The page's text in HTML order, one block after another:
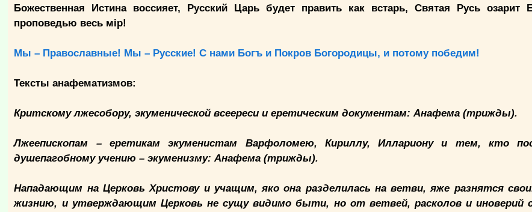
Божественная Истина воссияет, Русский Царь будет править как встарь, Святая Русь озарит
проповедью весь мiр!
Мы – Православные! Мы – Русские! С нами Богъ и Покров Богородицы, и потому победим!
Тексты анафематизмов:
Критскому лжесобору, экуменической всеереси и еретическим документам: Анафема (трижды).
Лжеепископам – еретикам экуменистам Варфоломею, Кириллу, Иллариону и тем, кто
душепагобному учению – экуменизму: Анафема (трижды).
Нападающим на Церковь Христову и учащим, яко она разделилась на ветви, яже разнятся
жизнию, и утверждающим Церковь не сущу видимо быти, но от ветвей, расколов и иноверий